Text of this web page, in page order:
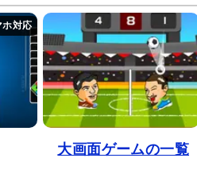
大画面ゲームの一覧